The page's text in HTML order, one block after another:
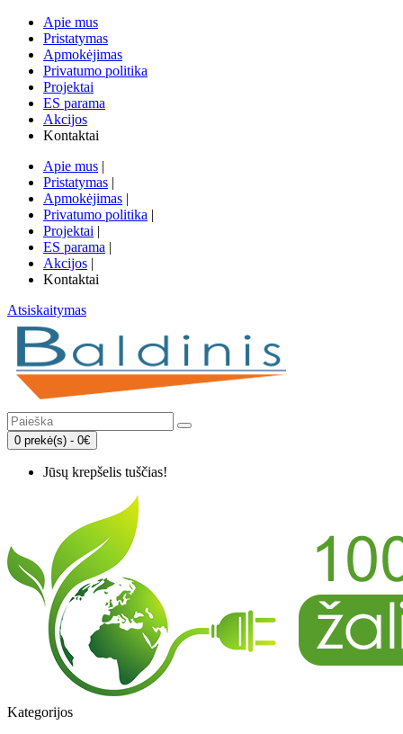
Apie mus
Pristatymas
Apmokėjimas
Privatumo politika
Projektai
ES parama
Akcijos
Kontaktai
Apie mus |
Pristatymas |
Apmokėjimas |
Privatumo politika |
Projektai |
ES parama |
Akcijos |
Kontaktai
Atsiskaitymas
0 prekė(s) - 0€
Jūsų krepšelis tuščias!
Kategorijos